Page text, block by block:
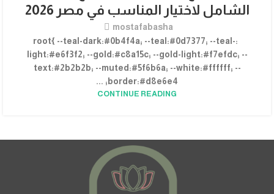
الشامل لاختيار المناسب في مصر 2026
mostafabasha
:root{ --teal-dark:#0b4f4a; --teal:#0d7377; --teal-
light:#e6f3f2; --gold:#c8a15c; --gold-light:#f7efdc; --
text:#2b2b2b; --muted:#5f6b6a; --white:#ffffff; --
border:#d8e6e4; ...
CONTINUE READING